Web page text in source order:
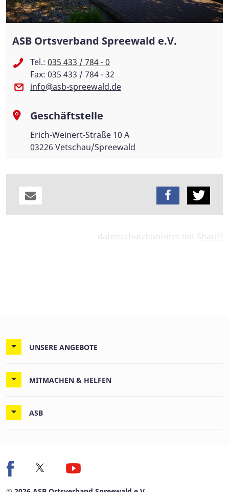
ASB Ortsverband Spreewald e.V.
Tel.: 035 433 / 784 - 0
Fax: 035 433 / 784 - 32
info@asb-spreewald.de
Geschäftstelle
Erich-Weinert-Straße 10 A
03226 Vetschau/Spreewald
datenschutzkonform mit Shariff
UNSERE ANGEBOTE
MITMACHEN & HELFEN
ASB